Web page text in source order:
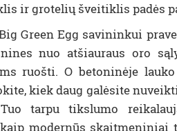
ir grotelių šveitiklis padės
Green Egg savininkui
nuo atšiauraus oro
ruošti. O betoninėje
kiek daug galėsite
tarpu tikslumo
modernūs skaitmeniniai